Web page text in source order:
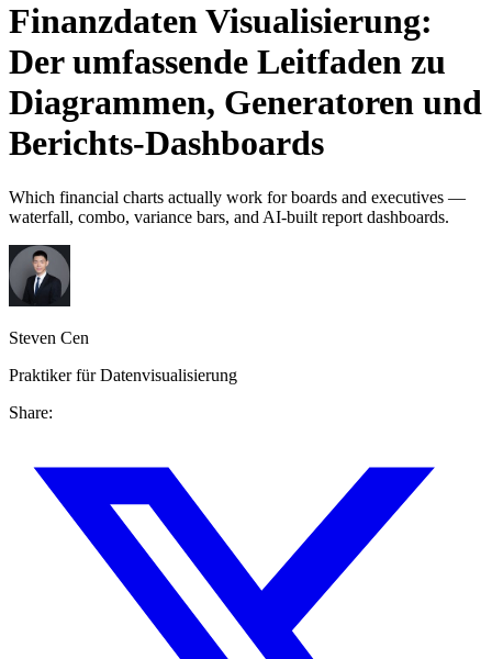
Finanzdaten Visualisierung:
Der umfassende Leitfaden zu
Diagrammen, Generatoren und
Berichts-Dashboards
Which financial charts actually work for boards and executives —
waterfall, combo, variance bars, and AI-built report dashboards.
Steven Cen
Praktiker für Datenvisualisierung
Share: